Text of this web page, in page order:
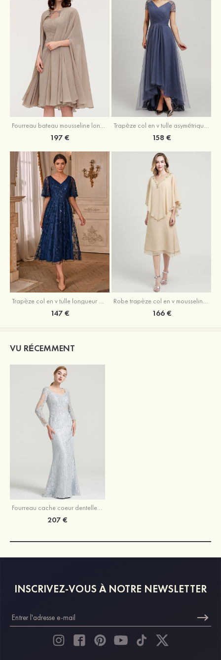
Fourreau bateau mousseline longueur genou robe de mère de la mariée avec appliqué plissé veste
197 €
Trapèze col en v tulle asymétrique robe de mère de la mariée
158 €
Trapèze col en v tulle longueur mollet robe de mère de la mariée avec appliqué paillettes ceinture
147 €
Robe trapèze col en v mousseline longueur mollet robe de mère de la mariée avec perle
166 €
VU RÉCEMMENT
Fourreau cache coeur dentelle longueur ras du sol robe de mère de la mariée avec appliqué
207 €
INSCRIVEZ-VOUS À NOTRE NEWSLETTER